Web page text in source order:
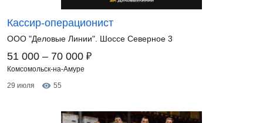
Кассир-операционист
ООО "Деловые Линии". Шоссе Северное 3
51 000 – 70 000 ₽
Комсомольск-на-Амуре
29 июля
55